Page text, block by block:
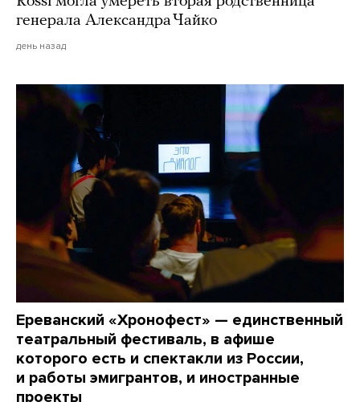
генерала Александра Чайко
день назад
Ереванский «Хронофест» — единственный
театральный фестиваль, в афише
которого есть и спектакли из России,
и работы эмигрантов, и иностранные
проекты